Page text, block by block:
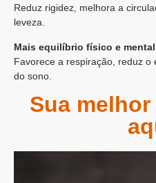
Reduz rigidez, melhora a
leveza.
Mais equilíbrio físico e
Favorece a respiração, reduz
do sono.
Sua